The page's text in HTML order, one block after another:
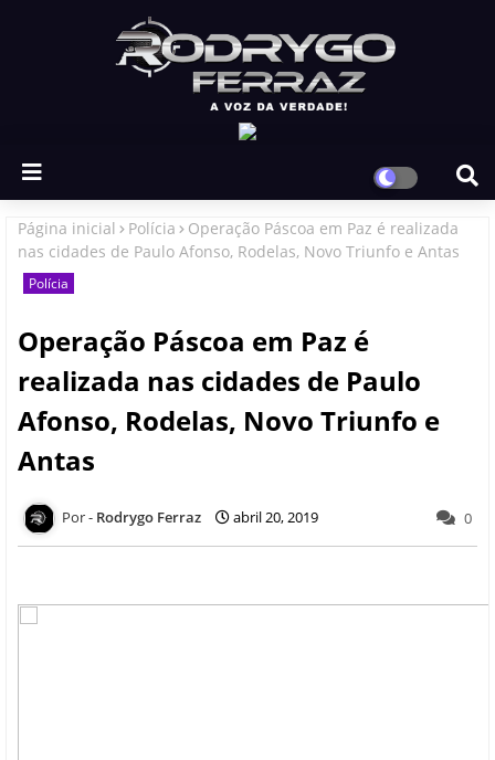
Página inicial Polícia
Operação Páscoa em Paz é realizada
nas cidades de Paulo Afonso, Rodelas, Novo Triunfo e Antas
Polícia
Operação Páscoa em Paz é
realizada nas cidades de Paulo
Afonso, Rodelas, Novo Triunfo e
Antas
Rodrygo Ferraz abril 20, 2019 0